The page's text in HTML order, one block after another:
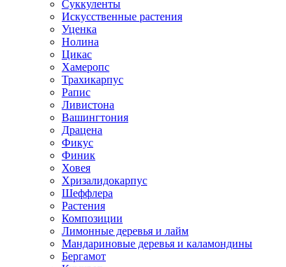
Суккуленты
Искусственные растения
Уценка
Нолина
Цикас
Хамеропс
Трахикарпус
Рапис
Ливистона
Вашингтония
Драцена
Фикус
Финик
Ховея
Хризалидокарпус
Шеффлера
Растения
Композиции
Лимонные деревья и лайм
Мандариновые деревья и каламондины
Бергамот